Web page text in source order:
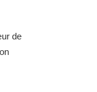
de